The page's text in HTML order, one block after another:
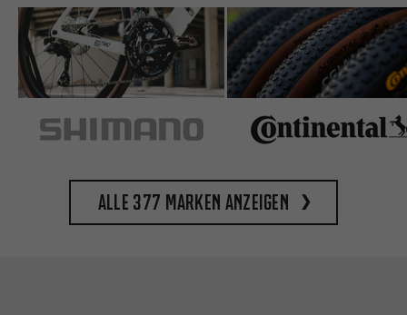
Alle 377 Marken anzeigen